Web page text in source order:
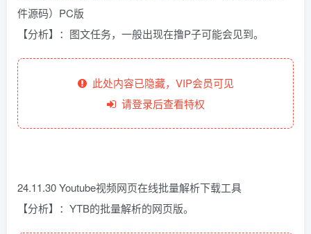
件源码）PC版
【分析】：图文任务，一般出现在撸P子可能会见到。
此处内容已隐藏，VIP会员可见
请登录后查看特权
24.11.30 Youtube视频网页在线批量解析下载工具
【分析】：YTB的批量解析的网页版。